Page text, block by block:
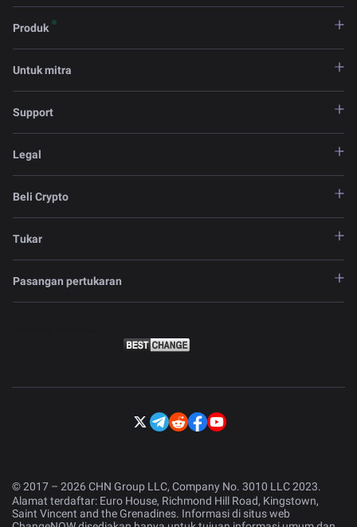
Produk
Untuk mitra
Support
Legal
Beli Crypto
Tukar
Pasangan pertukaran
© 2017 – 2026 CHN Group LLC, Company No. 3010 LLC 2023.
Alamat terdaftar: Euro House, Richmond Hill Road, Kingstown,
Saint Vincent and the Grenadines. Informasi di situs web